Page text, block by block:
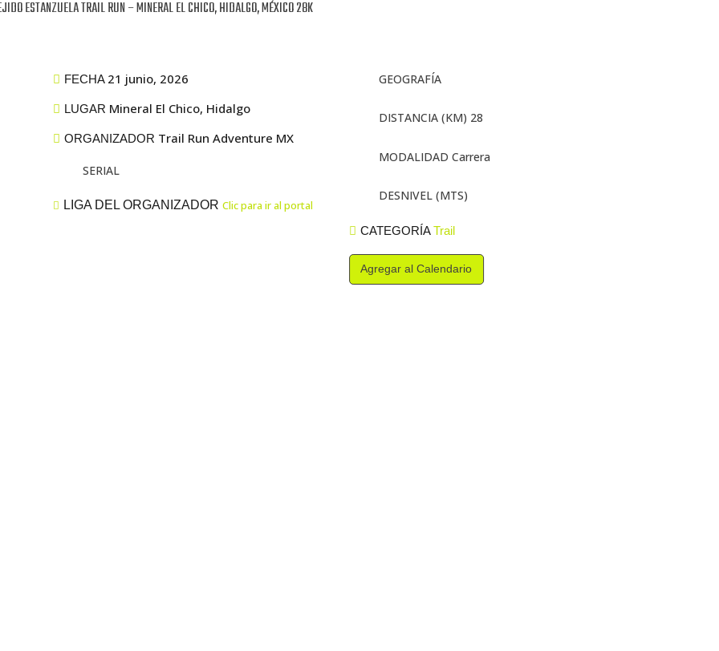
ESTANZUELA TRAIL RUN – MINERAL EL CHICO, HIDALGO, MÉXICO 28K
FECHA 21 junio, 2026
LUGAR Mineral El Chico, Hidalgo
ORGANIZADOR Trail Run Adventure MX
SERIAL
LIGA DEL ORGANIZADOR Clic para ir al portal
GEOGRAFÍA
DISTANCIA (KM) 28
MODALIDAD Carrera
DESNIVEL (MTS)
CATEGORÍATrail
Agregar al Calendario